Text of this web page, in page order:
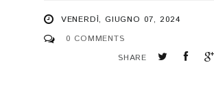
VENERDÌ, GIUGNO 07, 2024
0 COMMENTS
SHARE